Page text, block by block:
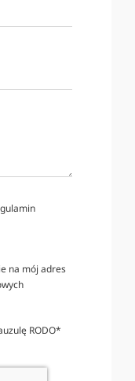
na mój adres
RODO*